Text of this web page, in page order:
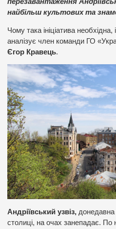
найбільш культових та
Чому така ініціатива
аналізує член команди ГО
Єгор Кравець.
Андріївський узвіз, донедавна
столиці, на очах занепадає.